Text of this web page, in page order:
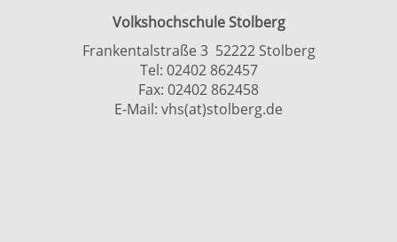
Volkshochschule Stolberg
Frankentalstraße 3 52222 Stolberg
Tel: 02402 862457
Fax: 02402 862458
E-Mail: vhs(at)stolberg.de